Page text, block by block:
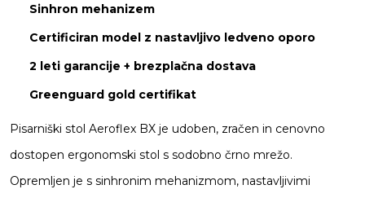
Sinhron mehanizem
Certificiran model z nastavljivo ledveno oporo
2 leti garancije + brezplačna dostava
Greenguard gold certifikat
Pisarniški stol Aeroflex BX je udoben, zračen in cenovno
dostopen ergonomski stol s sodobno črno mrežo.
Opremljen je s sinhronim mehanizmom, nastavljivimi